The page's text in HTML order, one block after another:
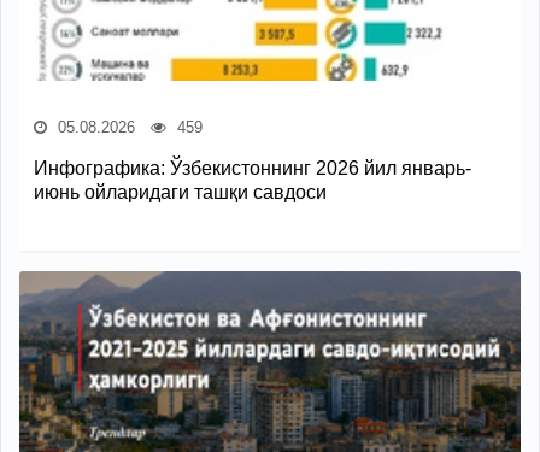
05.08.2026 459
Инфографика: Ўзбекистоннинг 2026 йил январь-
июнь ойларидаги ташқи савдоси